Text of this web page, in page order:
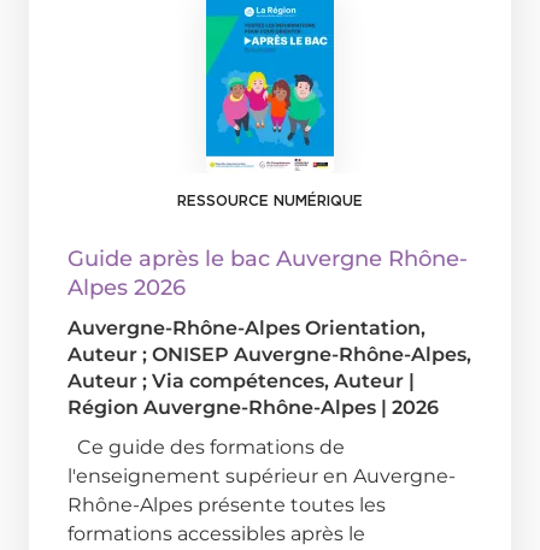
RESSOURCE NUMÉRIQUE
Guide après le bac Auvergne Rhône-
Alpes 2026
Auvergne-Rhône-Alpes Orientation,
Auteur ; ONISEP Auvergne-Rhône-Alpes,
Auteur ; Via compétences, Auteur |
Région Auvergne-Rhône-Alpes | 2026
Ce guide des formations de
l'enseignement supérieur en Auvergne-
Rhône-Alpes présente toutes les
formations accessibles après le